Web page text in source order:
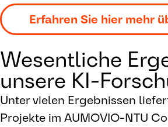
Erfahren Sie hier mehr
Wesentliche
unsere KI-
Unter vielen Ergebnissen
Projekte im AUMOVIO-NTU